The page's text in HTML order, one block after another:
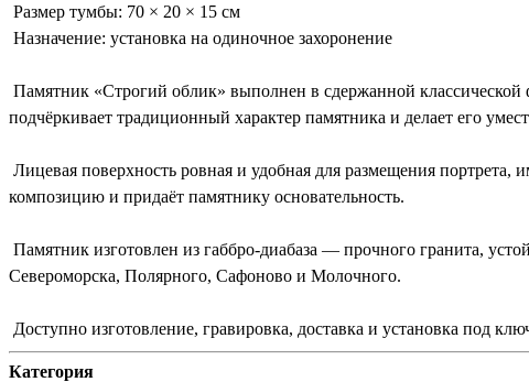
Размер тумбы: 70 × 20 × 15 см
Назначение: установка на одиночное захоронение
Памятник «Строгий облик» выполнен в сдержанной
подчёркивает традиционный характер памятника и делает его
Лицевая поверхность ровная и удобная для размещения
композицию и придаёт памятнику основательность.
Памятник изготовлен из габбро-диабаза — прочного гранита,
Североморска, Полярного, Сафоново и Молочного.
Доступно изготовление, гравировка, доставка и установка под
Категория